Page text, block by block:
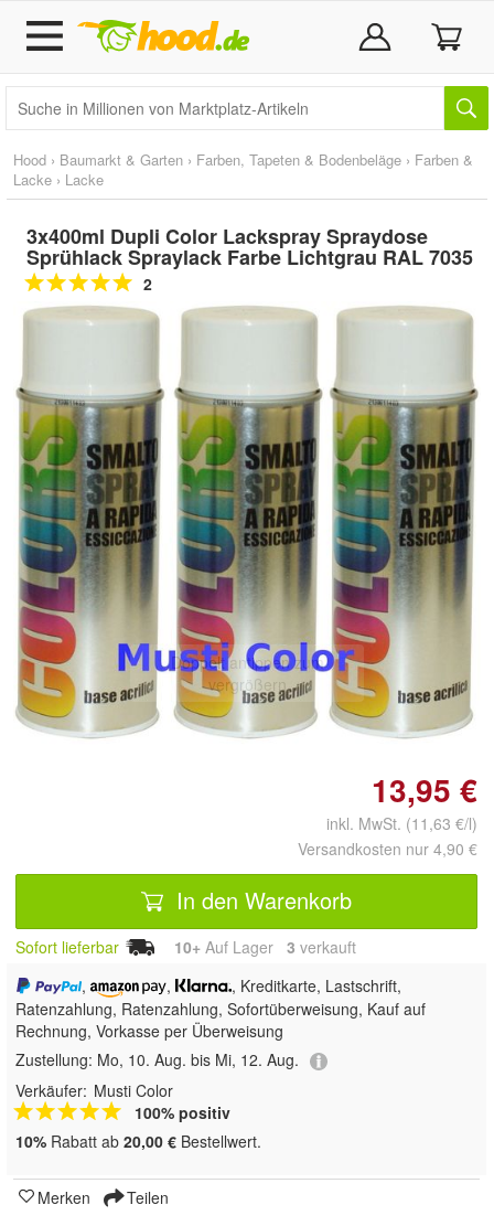
Hood › Baumarkt & Garten › Farben, Tapeten & Bodenbeläge › Farben &
Lacke › Lacke
3x400ml Dupli Color Lackspray Spraydose
Sprühlack Spraylack Farbe Lichtgrau RAL 7035
2
Doppelt antippen zum
vergrößern
13,95 €
inkl. MwSt. (11,63 €/l)
Versandkosten nur 4,90 €
In den Warenkorb
Sofort lieferbar 10+ Auf Lager 3 verkauft
,
,
, Kreditkarte, Lastschrift,
Ratenzahlung, Ratenzahlung, Sofortüberweisung, Kauf auf
Rechnung, Vorkasse per Überweisung
Zustellung: Mo, 10. Aug. bis Mi, 12. Aug.
Verkäufer: Musti Color
100% positiv
10% Rabatt ab 20,00 € Bestellwert.
Merken Teilen